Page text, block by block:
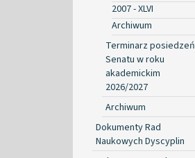
2007 - XLVI
Archiwum
Terminarz posiedzeń
Senatu w roku
akademickim
2026/2027
Archiwum
Dokumenty Rad
Naukowych Dyscyplin